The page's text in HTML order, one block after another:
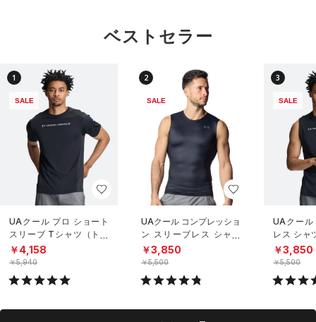
ベストセラー
1
SALE
UAクール プロ ショート
スリーブ Tシャツ（トレ
ーニング/MEN）
￥4,158
￥5,940
2
SALE
UAクール コンプレッショ
ン スリーブレス シャツ
（トレーニング/MEN）
￥3,850
￥5,500
3
SALE
UAクール
レス シャ
グ/MEN）
￥3,850
￥5,500